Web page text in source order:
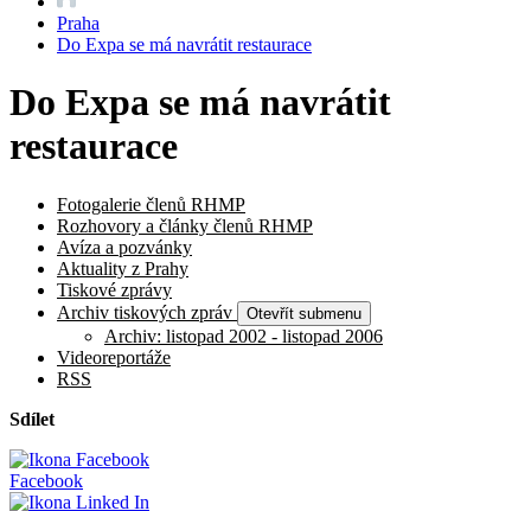
Praha
Do Expa se má navrátit restaurace
Do Expa se má navrátit
restaurace
Fotogalerie členů RHMP
Rozhovory a články členů RHMP
Avíza a pozvánky
Aktuality z Prahy
Tiskové zprávy
Archiv tiskových zpráv
Otevřít submenu
Archiv: listopad 2002 - listopad 2006
Videoreportáže
RSS
Sdílet
Facebook